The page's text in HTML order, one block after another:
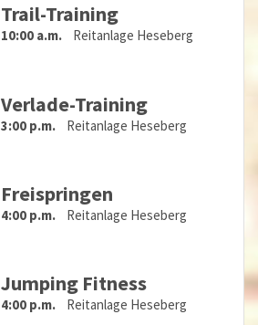
Trail-Training
10:00 a.m. Reitanlage Heseberg
Verlade-Training
3:00 p.m. Reitanlage Heseberg
Freispringen
4:00 p.m. Reitanlage Heseberg
Jumping Fitness
4:00 p.m. Reitanlage Heseberg